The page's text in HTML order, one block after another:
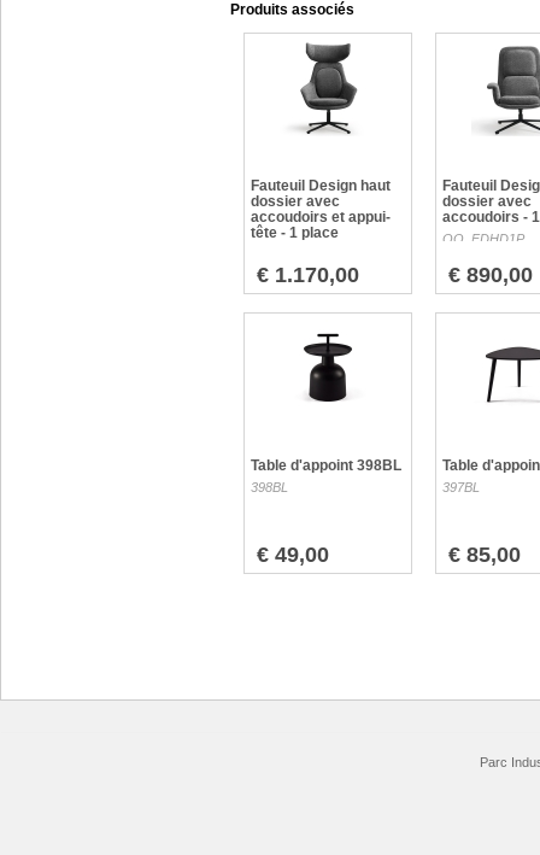
Produits associés
Fauteuil Design haut
dossier avec
accoudoirs et appui-
tête - 1 place
€ 1.170,00
Fauteuil
dossier avec
accoudoirs -
OO_FDHD1P
€ 890,00
Table d'appoint 398BL
398BL
€ 49,00
Table
397BL
€ 85,00
Parc